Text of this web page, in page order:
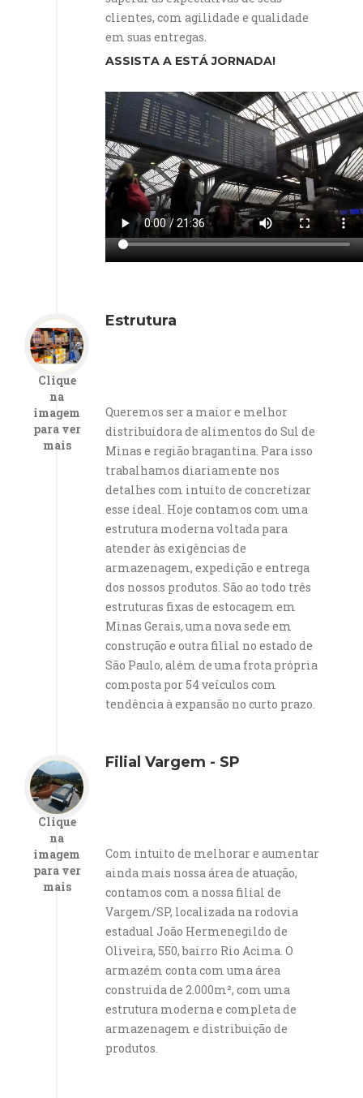
clientes, com agilidade e qualidade
em suas entregas.
ASSISTA A ESTÁ JORNADA!
Clique
na
imagem
para ver
mais
Estrutura
Queremos ser a maior e melhor
distribuidora de alimentos do Sul de
Minas e região bragantina. Para isso
trabalhamos diariamente nos
detalhes com intuito de concretizar
esse ideal. Hoje contamos com uma
estrutura moderna voltada para
atender às exigências de
armazenagem, expedição e entrega
dos nossos produtos. São ao todo três
estruturas fixas de estocagem em
Minas Gerais, uma nova sede em
construção e outra filial no estado de
São Paulo, além de uma frota própria
composta por 54 veículos com
tendência à expansão no curto prazo.
Clique
na
imagem
para ver
mais
Filial Vargem - SP
Com intuito de melhorar e aumentar
ainda mais nossa área de atuação,
contamos com a nossa filial de
Vargem/SP, localizada na rodovia
estadual João Hermenegildo de
Oliveira, 550, bairro Rio Acima. O
armazém conta com uma área
construida de 2.000m², com uma
estrutura moderna e completa de
armazenagem e distribuição de
produtos.